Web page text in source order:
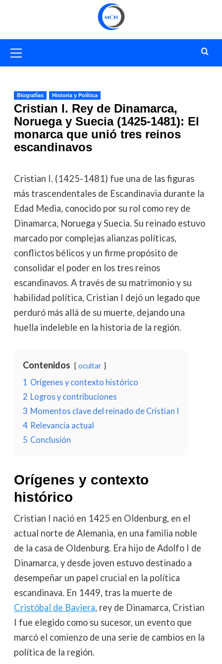
primario
Biografías Historia y Política
Cristian I. Rey de Dinamarca,
Noruega y Suecia (1425-1481): El
monarca que unió tres reinos
escandinavos
Cristian I. (1425-1481) fue una de las figuras
más trascendentales de Escandinavia durante la
Edad Media, conocido por su rol como rey de
Dinamarca, Noruega y Suecia. Su reinado estuvo
marcado por complejas alianzas políticas,
conflictos bélicos y un firme propósito de
consolidar el poder en los tres reinos
escandinavos. A través de su matrimonio y su
habilidad política, Cristian I dejó un legado que
perduró más allá de su muerte, dejando una
huella indeleble en la historia de la región.
Contenidos ocultar
1 Orígenes y contexto histórico
2 Logros y contribuciones
3 Momentos clave del reinado de Cristian I
4 Relevancia actual
5 Conclusión
Orígenes y contexto
histórico
Cristian I nació en 1425 en Oldenburg, en el
actual norte de Alemania, en una familia noble
de la casa de Oldenburg. Era hijo de Adolfo I de
Dinamarca, y desde joven estuvo destinado a
desempeñar un papel crucial en la política
escandinava. En 1449, tras la muerte de
Cristóbal de Baviera, rey de Dinamarca, Cristian
I fue elegido como su sucesor, un evento que
marcó el comienzo de una serie de cambios en la
política de la región.